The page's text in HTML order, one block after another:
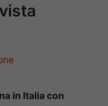
in Italia con